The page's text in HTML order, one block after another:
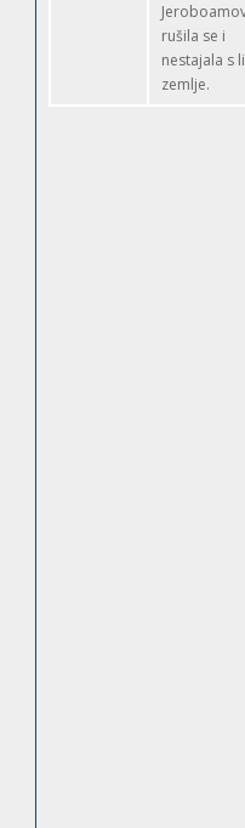
rušila se i
nestajala s
zemlje.